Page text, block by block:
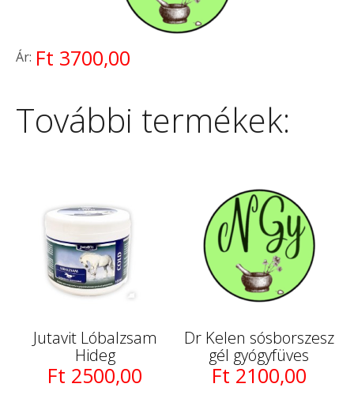
Ár: Ft 3700,00
További termékek:
Jutavit Lóbalzsam
Hideg
Ft 2500,00
Dr Kelen sósborszesz
gél gyógyfüves
Ft 2100,00